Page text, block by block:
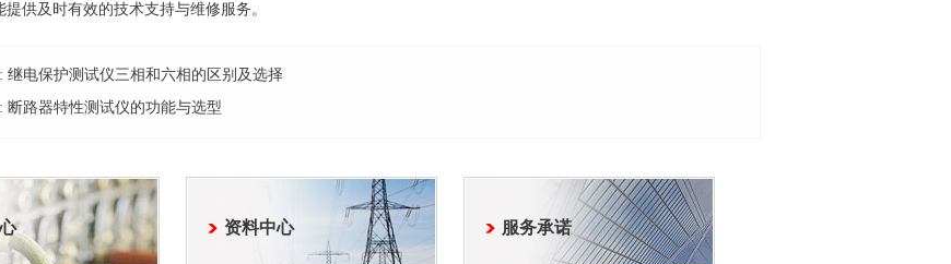
提供及时有效的技术支持与维修服务。
继电保护测试仪三相和六相的区别及选择
断路器特性测试仪的功能与选型
资料中心 服务承诺